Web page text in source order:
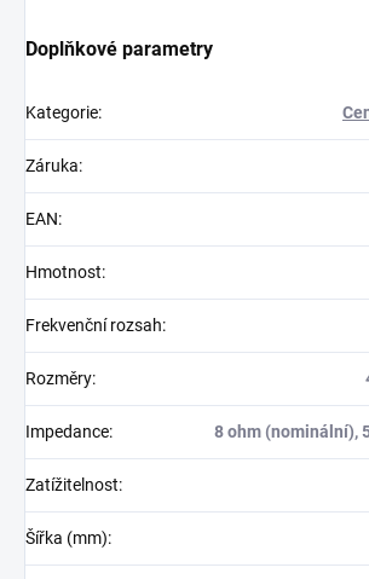
Doplňkové parametry
Kategorie:
Záruka:
EAN:
Hmotnost:
Frekvenční rozsah:
Rozměry:
Impedance: 8 ohm (nominální),
Zatížitelnost:
Šířka (mm):